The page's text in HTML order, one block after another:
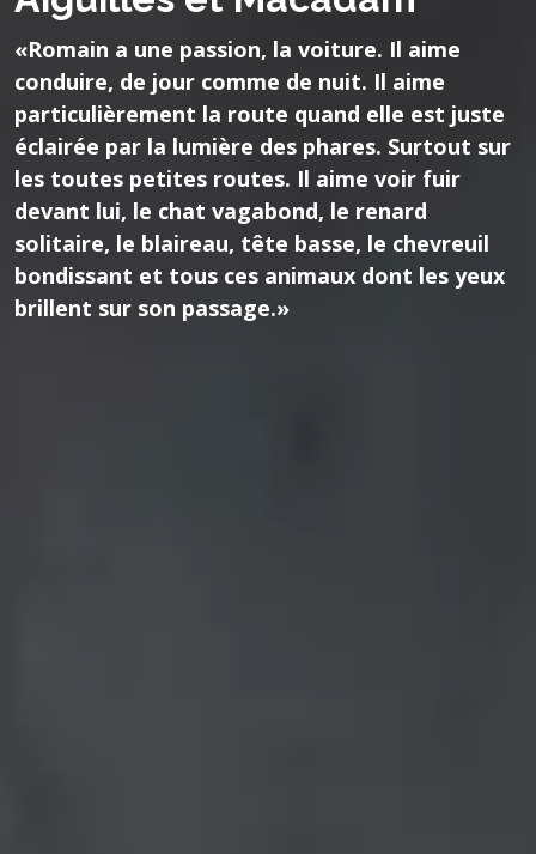
«Romain a une passion, la voiture. Il aime
conduire, de jour comme de nuit. Il aime
particulièrement la route quand elle est juste
éclairée par la lumière des phares. Surtout sur
les toutes petites routes. Il aime voir fuir
devant lui, le chat vagabond, le renard
solitaire, le blaireau, tête basse, le chevreuil
bondissant et tous ces animaux dont les yeux
brillent sur son passage.»